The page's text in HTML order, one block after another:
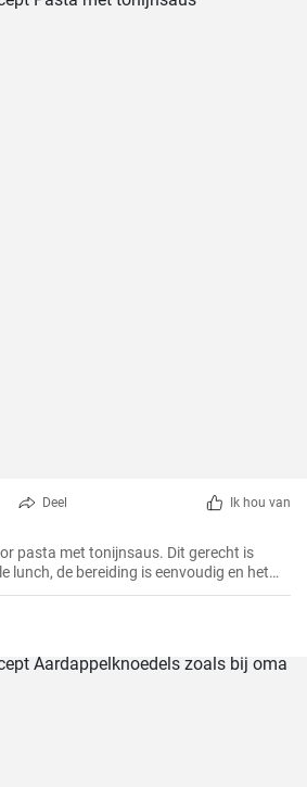
Deel Ik hou van
pasta met tonijnsaus. Dit gerecht is
lunch, de bereiding is eenvoudig en het